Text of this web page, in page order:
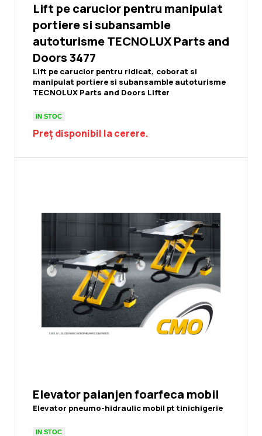
Lift pe carucior pentru manipulat
portiere si subansamble
autoturisme TECNOLUX Parts and
Doors 3477
Lift pe carucior pentru ridicat, coborat si
manipulat portiere si subansamble autoturisme
TECNOLUX Parts and Doors Lifter
IN STOC
Preț disponibil la cerere.
Elevator paianjen foarfeca mobil
Elevator pneumo-hidraulic mobil pt tinichigerie
IN STOC